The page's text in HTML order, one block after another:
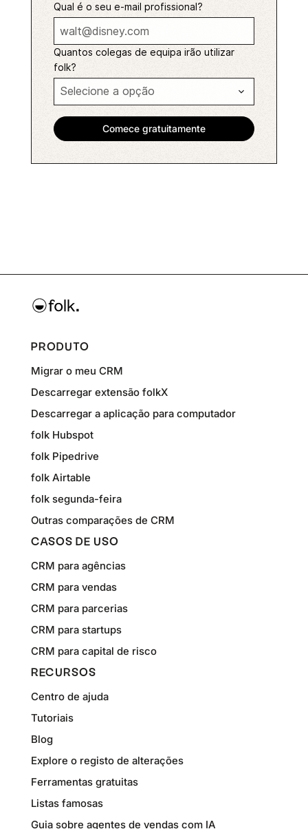
Qual é o seu e-mail profissional?
Quantos colegas de equipa irão utilizar
folk?
PRODUTO
Migrar o meu CRM
Descarregar extensão folkX
Descarregar a aplicação para computador
folk Hubspot
folk Pipedrive
folk Airtable
folk segunda-feira
Outras comparações de CRM
CASOS DE USO
CRM para agências
CRM para vendas
CRM para parcerias
CRM para startups
CRM para capital de risco
RECURSOS
Centro de ajuda
Tutoriais
Blog
Explore o registo de alterações
Ferramentas gratuitas
Listas famosas
Guia sobre agentes de vendas com IA